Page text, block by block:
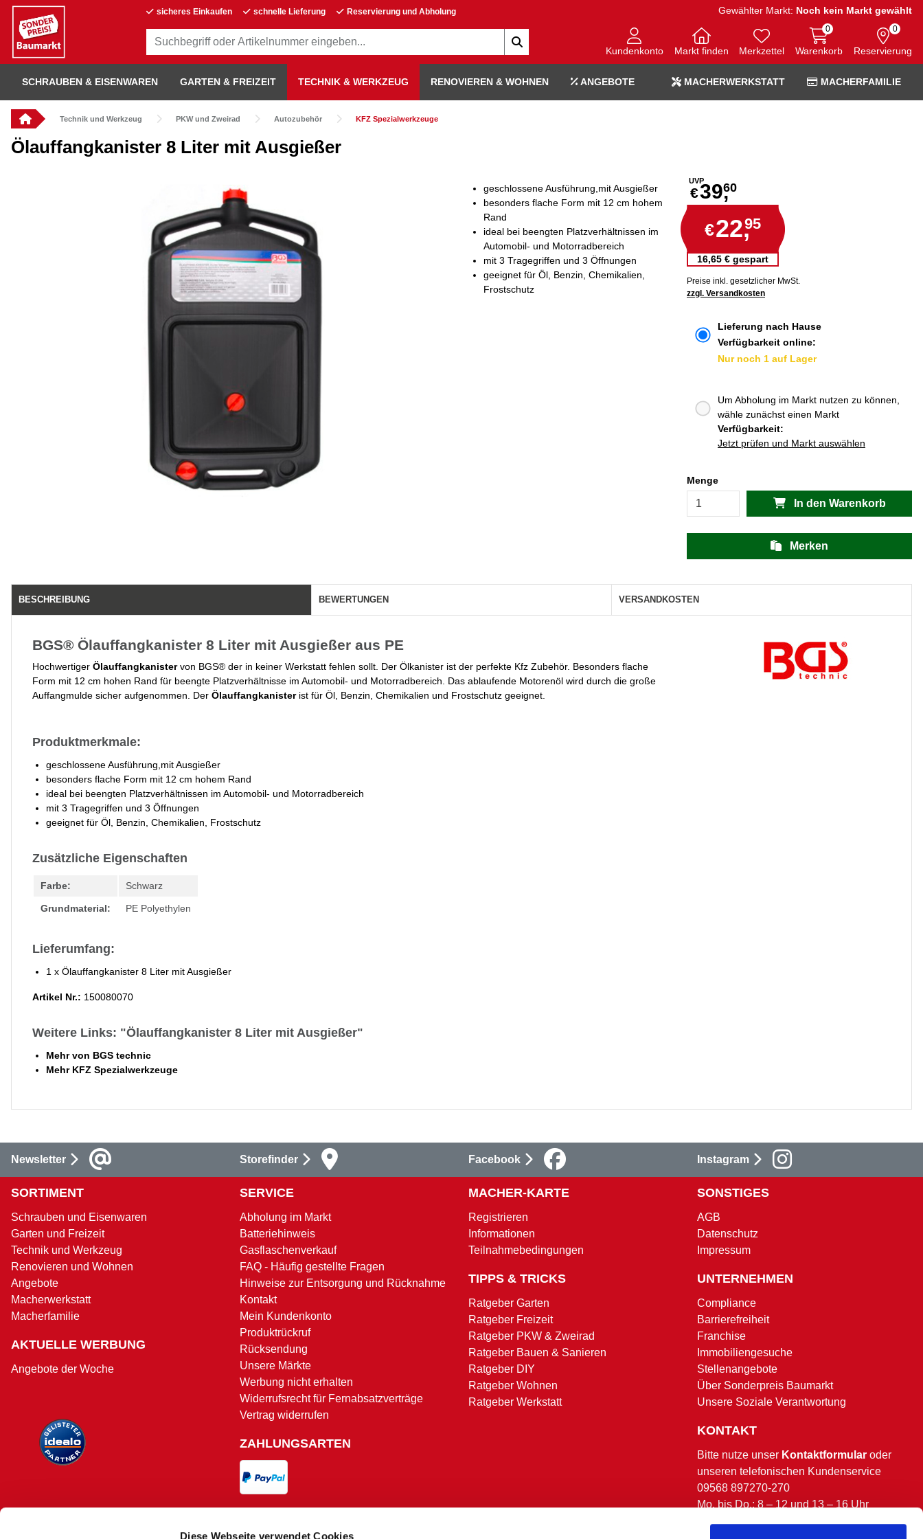
Diese Webseite verwendet Cookies
sicheres Einkaufen schnelle Lieferung Reservierung und Abholung Gewählter Markt: Noch kein Markt gewählt
Kundenkonto Markt finden Merkzettel Warenkorb
0
Reservierung
0
SCHRAUBEN & EISENWAREN GARTEN & FREIZEIT TECHNIK & WERKZEUG RENOVIEREN & WOHNEN ANGEBOTE MACHERWERKSTATT MACHERFAMILIE
Technik und Werkzeug PKW und Zweirad Autozubehör KFZ Spezialwerkzeuge
Ölauffangkanister 8 Liter mit Ausgießer
UVP
€39,60
€22,95
16,65 € gespart
Preise inkl. gesetzlicher MwSt.
zzgl. Versandkosten
geschlossene Ausführung,mit Ausgießer
besonders flache Form mit 12 cm hohem
Rand
ideal bei beengten Platzverhältnissen im
Automobil- und Motorradbereich
mit 3 Tragegriffen und 3 Öffnungen
geeignet für Öl, Benzin, Chemikalien,
Frostschutz
Lieferung nach Hause
Verfügbarkeit online:
Nur noch 1 auf Lager
Um Abholung im Markt nutzen zu können,
wähle zunächst einen Markt
Verfügbarkeit:
Jetzt prüfen und Markt auswählen
Menge
In den Warenkorb
Merken
BESCHREIBUNG BEWERTUNGEN VERSANDKOSTEN
BGS® Ölauffangkanister 8 Liter mit Ausgießer aus PE
Hochwertiger Ölauffangkanistervon BGS® der in keiner Werkstatt fehlen sollt. Der Ölkanister ist der perfekte Kfz Zubehör. Besonders flache
Form mit 12 cm hohen Rand für beengte Platzverhältnisse im Automobil- und Motorradbereich. Das ablaufende Motorenöl wird durch die große
Auffangmulde sicher aufgenommen. Der Ölauffangkanister ist für Öl, Benzin, Chemikalien und Frostschutz geeignet.
Produktmerkmale:
geschlossene Ausführung,mit Ausgießer
besonders flache Form mit 12 cm hohem Rand
ideal bei beengten Platzverhältnissen im Automobil- und Motorradbereich
mit 3 Tragegriffen und 3 Öffnungen
geeignet für Öl, Benzin, Chemikalien, Frostschutz
Zusätzliche Eigenschaften
Farbe: Schwarz
Grundmaterial: PE Polyethylen
Lieferumfang:
1 x Ölauffangkanister 8 Liter mit Ausgießer
Artikel Nr.: 150080070
Weitere Links: "Ölauffangkanister 8 Liter mit Ausgießer"
Mehr von BGS technic
Mehr KFZ Spezialwerkzeuge
Newsletter Storefinder Facebook Instagram
SORTIMENT
Schrauben und Eisenwaren
Garten und Freizeit
Technik und Werkzeug
Renovieren und Wohnen
Angebote
Macherwerkstatt
Macherfamilie
AKTUELLE WERBUNG
Angebote der Woche
SERVICE
Abholung im Markt
Batteriehinweis
Gasflaschenverkauf
FAQ - Häufig gestellte Fragen
Hinweise zur Entsorgung und Rücknahme
Kontakt
Mein Kundenkonto
Produktrückruf
Rücksendung
Unsere Märkte
Werbung nicht erhalten
Widerrufsrecht für Fernabsatzverträge
Vertrag widerrufen
ZAHLUNGSARTEN
MACHER-KARTE
Registrieren
Informationen
Teilnahmebedingungen
TIPPS & TRICKS
Ratgeber Garten
Ratgeber Freizeit
Ratgeber PKW & Zweirad
Ratgeber Bauen & Sanieren
Ratgeber DIY
Ratgeber Wohnen
Ratgeber Werkstatt
SONSTIGES
AGB
Datenschutz
Impressum
UNTERNEHMEN
Compliance
Barrierefreiheit
Franchise
Immobiliengesuche
Stellenangebote
Über Sonderpreis Baumarkt
Unsere Soziale Verantwortung
KONTAKT
Bitte nutze unser Kontaktformular oder
unseren telefonischen Kundenservice
09568 897270-270
Mo. bis Do.: 8 – 12 und 13 – 16 Uhr
Fr.: 8 – 13 Uhr.